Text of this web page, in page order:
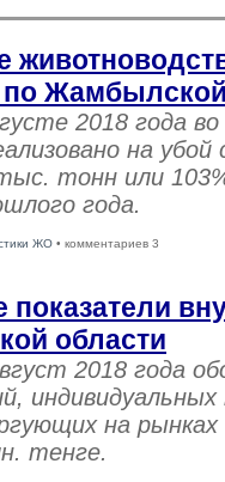
по
2018 года
на
тонн или
года.
ЖО • комментариев 3
области
2018 года
на рынках
тенге.